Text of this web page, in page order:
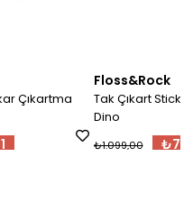
Tak Çıkart Sticker Oyun
₺700,00
₺1.099,00